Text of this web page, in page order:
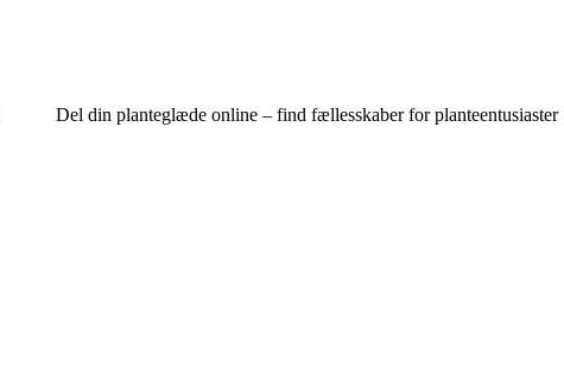
Del din planteglæde online – find fællesskaber for planteentusiaster